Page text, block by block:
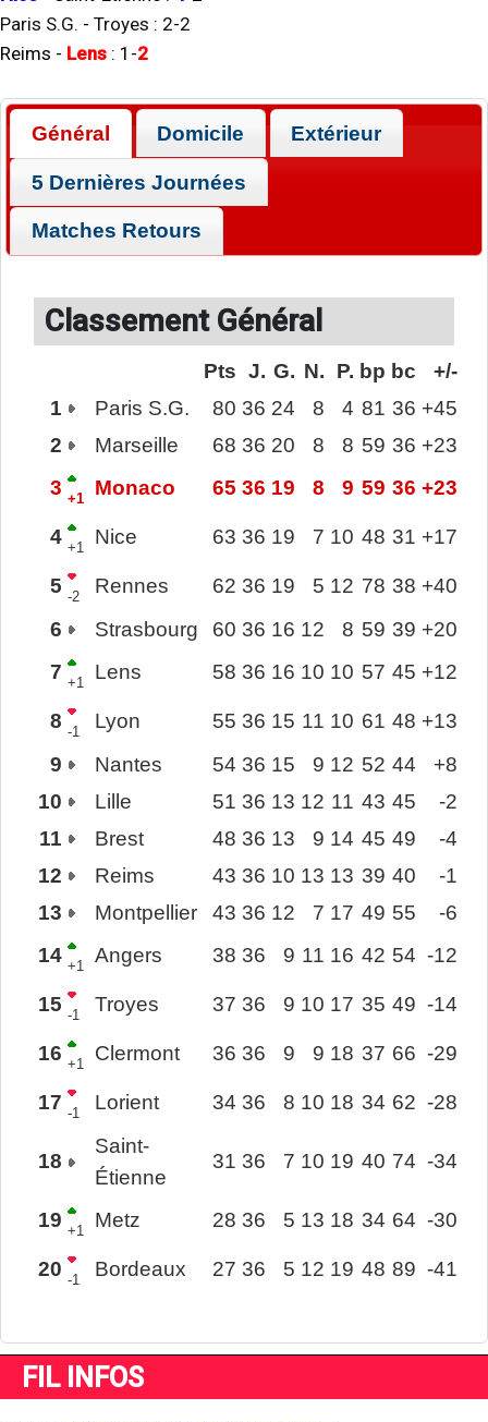
Paris S.G. - Troyes : 2-2
Reims - Lens : 1 -2
Général Domicile Extérieur
5 Dernières Journées
Matches Retours
Classement Général
Pts J. G. N. P. bp bc
+/-
1
Paris S.G. 80 36 24 8 4 81 36 +45
2
Marseille 68 36 20 8 8 59 36 +23
3 +1 Monaco 65 36 19 8 9 59 36 +23
4 +1 Nice 63 36 19 7 10 48 31 +17
5 -2 Rennes 62 36 19 5 12 78 38 +40
6
Strasbourg 60 36 16 12 8 59 39 +20
7 +1 Lens 58 36 16 10 10 57 45 +12
8 -1 Lyon 55 36 15 11 10 61 48 +13
9
Nantes 54 36 15 9 12 52 44
+8
10
Lille 51 36 13 12 11 43 45
-2
11
Brest 48 36 13 9 14 45 49
-4
12
Reims 43 36 10 13 13 39 40
-1
13
Montpellier 43 36 12 7 17 49 55
-6
14 +1 Angers 38 36 9 11 16 42 54 -12
15 -1 Troyes 37 36 9 10 17 35 49 -14
16 +1 Clermont 36 36 9 9 18 37 66 -29
17 -1 Lorient 34 36 8 10 18 34 62 -28
18
Saint-
Étienne
31 36 7 10 19 40 74 -34
19 +1 Metz 28 36 5 13 18 34 64 -30
20 -1 Bordeaux 27 36 5 12 19 48 89 -41
FIL INFOS